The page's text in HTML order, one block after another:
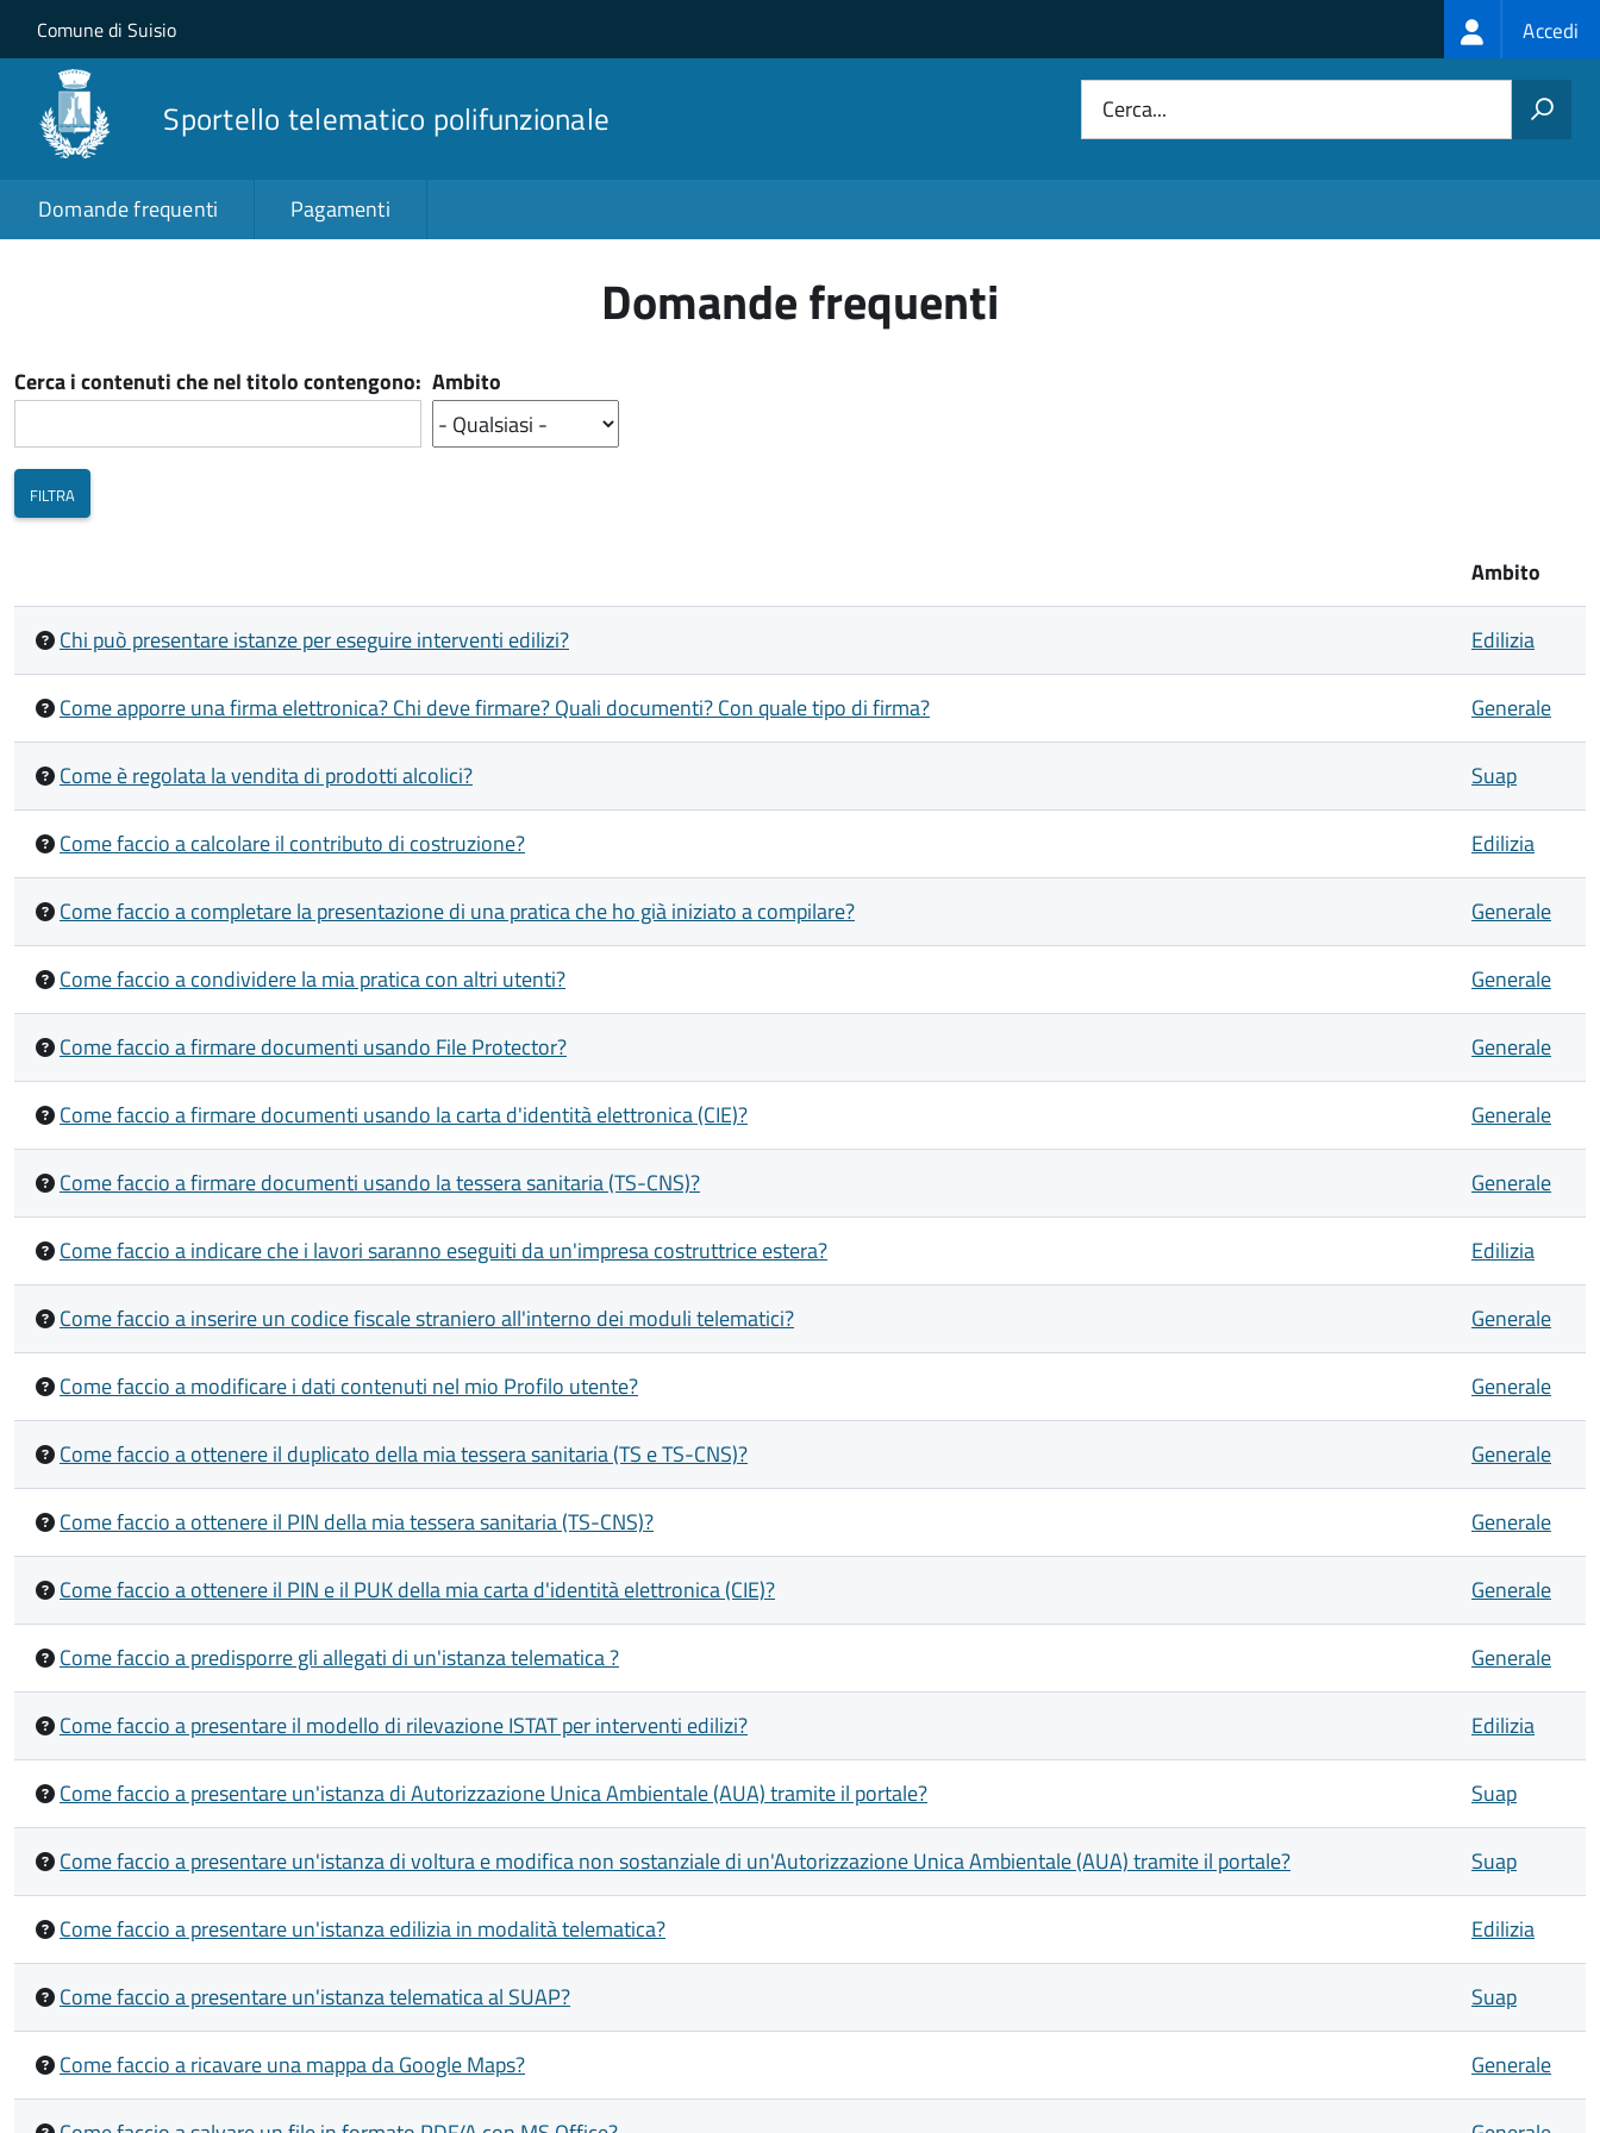
Salta al contenuto principale
Skip to site navigation
Comune di Suisio Login
menu
Accedi
Sportello telematico polifunzionale Cerca...
Domande frequenti Pagamenti
Domande frequenti
Cerca i contenuti che nel titolo contengono: Ambito
Ambito
Chi può presentare istanze per eseguire interventi edilizi? Edilizia
Come apporre una firma elettronica? Chi deve firmare? Quali documenti? Con quale tipo di firma? Generale
Come è regolata la vendita di prodotti alcolici? Suap
Come faccio a calcolare il contributo di costruzione? Edilizia
Come faccio a completare la presentazione di una pratica che ho già iniziato a compilare? Generale
Come faccio a condividere la mia pratica con altri utenti? Generale
Come faccio a firmare documenti usando File Protector? Generale
Come faccio a firmare documenti usando la carta d'identità elettronica (CIE)? Generale
Come faccio a firmare documenti usando la tessera sanitaria (TS-CNS)? Generale
Come faccio a indicare che i lavori saranno eseguiti da un'impresa costruttrice estera? Edilizia
Come faccio a inserire un codice fiscale straniero all'interno dei moduli telematici? Generale
Come faccio a modificare i dati contenuti nel mio Profilo utente? Generale
Come faccio a ottenere il duplicato della mia tessera sanitaria (TS e TS-CNS)? Generale
Come faccio a ottenere il PIN della mia tessera sanitaria (TS-CNS)? Generale
Come faccio a ottenere il PIN e il PUK della mia carta d'identità elettronica (CIE)? Generale
Come faccio a predisporre gli allegati di un'istanza telematica ? Generale
Come faccio a presentare il modello di rilevazione ISTAT per interventi edilizi? Edilizia
Come faccio a presentare un'istanza di Autorizzazione Unica Ambientale (AUA) tramite il portale? Suap
Come faccio a presentare un'istanza di voltura e modifica non sostanziale di un'Autorizzazione Unica Ambientale (AUA) tramite il portale? Suap
Come faccio a presentare un'istanza edilizia in modalità telematica? Edilizia
Come faccio a presentare un'istanza telematica al SUAP? Suap
Come faccio a ricavare una mappa da Google Maps? Generale